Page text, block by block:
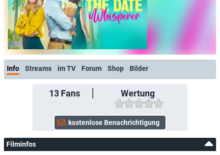
Info Streams im TV Forum Shop Bilder
13Fans Wertung
Filminfos